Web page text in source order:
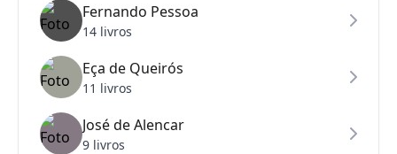
Fernando Pessoa
14 livros
Eça de Queirós
11 livros
José de Alencar
9 livros